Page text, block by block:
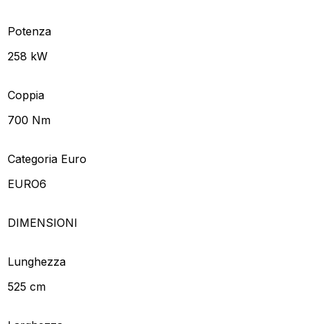
Potenza
258 kW
Coppia
700 Nm
Categoria Euro
EURO6
DIMENSIONI
Lunghezza
525 cm